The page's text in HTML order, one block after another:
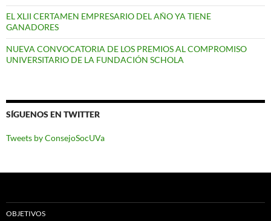
EL XLII CERTAMEN EMPRESARIO DEL AÑO YA TIENE
GANADORES
NUEVA CONVOCATORIA DE LOS PREMIOS AL COMPROMISO
UNIVERSITARIO DE LA FUNDACIÓN SCHOLA
SÍGUENOS EN TWITTER
Tweets by ConsejoSocUVa
OBJETIVOS